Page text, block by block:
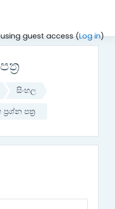
guest access (Log in)
සිංහල
පත්‍ර